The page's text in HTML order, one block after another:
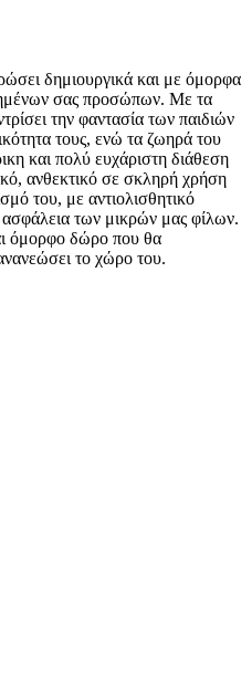
δημιουργικά και με όμορφα
σας προσώπων. Με τα
την φαντασία των παιδιών
τους, ενώ τα ζωηρά του
και πολύ ευχάριστη διάθεση
ανθεκτικό σε σκληρή χρήση
του, με αντιολισθητικό
των μικρών μας φίλων.
όμορφο δώρο που θα
το χώρο του.